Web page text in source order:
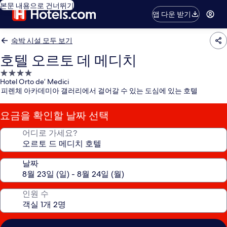
본문 내용으로 건너뛰기
앱 다운 받기
숙박 시설 모두 보기
호텔 오르토 데 메디치
4.0
성
급
숙
박
시
Hotel Orto de’ Medici
피렌체 아카데미아 갤러리에서 걸어갈 수 있는 도심에 있는 호텔
요금을 확인할 날짜 선택
어디로 가세요?
날짜
인원 수